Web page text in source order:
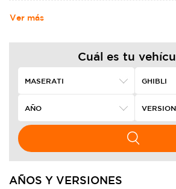
Ver más
Cuál es tu
AÑOS Y VERSIONES